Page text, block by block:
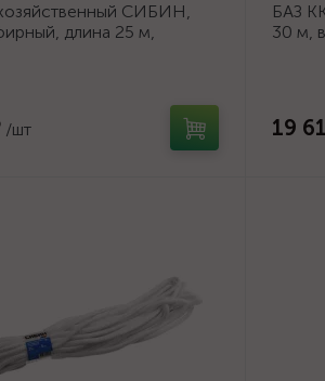
СИБИН,
длина 25 м,
/шт
БАЗ
30 м,
19